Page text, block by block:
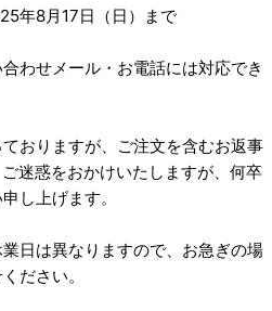
年8月17日（日）まで
わせメール・お電話には対応でき
おりますが、ご注文を含むお返事
迷惑をおかけいたしますが、何卒
し上げます。
日は異なりますので、お急ぎの場
ださい。